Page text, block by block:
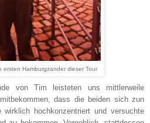
ersten Hamburgzander dieser Tour
von Tim leisteten uns mittlerweile
dass die beiden sich zun
hochkonzentriert und versuchte